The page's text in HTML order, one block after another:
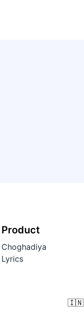
Product
Choghadiya
Lyrics
🇮🇳